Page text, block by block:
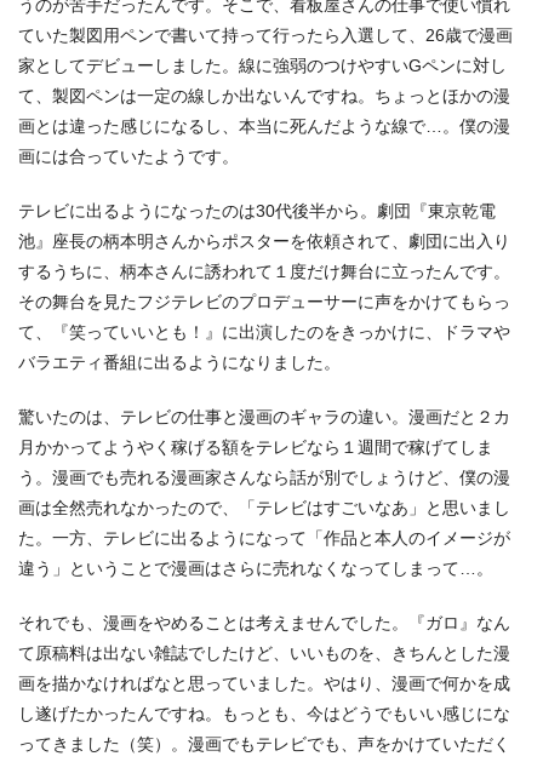
うのが苦手だったんです。そこで、看板屋さんの仕事で使い慣れ
ていた製図用ペンで書いて持って行ったら入選して、26歳で漫画
家としてデビューしました。線に強弱のつけやすいGペンに対し
て、製図ペンは一定の線しか出ないんですね。ちょっとほかの漫
画とは違った感じになるし、本当に死んだような線で…。僕の漫
画には合っていたようです。
テレビに出るようになったのは30代後半から。劇団『東京乾電
池』座長の柄本明さんからポスターを依頼されて、劇団に出入り
するうちに、柄本さんに誘われて１度だけ舞台に立ったんです。
その舞台を見たフジテレビのプロデューサーに声をかけてもらっ
て、『笑っていいとも！』に出演したのをきっかけに、ドラマや
バラエティ番組に出るようになりました。
驚いたのは、テレビの仕事と漫画のギャラの違い。漫画だと２カ
月かかってようやく稼げる額をテレビなら１週間で稼げてしま
う。漫画でも売れる漫画家さんなら話が別でしょうけど、僕の漫
画は全然売れなかったので、「テレビはすごいなあ」と思いまし
た。一方、テレビに出るようになって「作品と本人のイメージが
違う」ということで漫画はさらに売れなくなってしまって…。
それでも、漫画をやめることは考えませんでした。『ガロ』なん
て原稿料は出ない雑誌でしたけど、いいものを、きちんとした漫
画を描かなければなと思っていました。やはり、漫画で何かを成
し遂げたかったんですね。もっとも、今はどうでもいい感じにな
ってきました（笑）。漫画でもテレビでも、声をかけていただく